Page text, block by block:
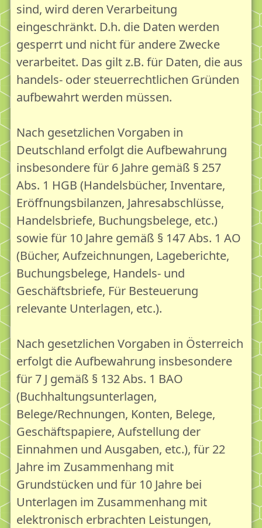
sind, wird deren Verarbeitung
eingeschränkt. D.h. die Daten werden
gesperrt und nicht für andere Zwecke
verarbeitet. Das gilt z.B. für Daten, die aus
handels- oder steuerrechtlichen Gründen
aufbewahrt werden müssen.
Nach gesetzlichen Vorgaben in
Deutschland erfolgt die Aufbewahrung
insbesondere für 6 Jahre gemäß § 257
Abs. 1 HGB (Handelsbücher, Inventare,
Eröffnungsbilanzen, Jahresabschlüsse,
Handelsbriefe, Buchungsbelege, etc.)
sowie für 10 Jahre gemäß § 147 Abs. 1 AO
(Bücher, Aufzeichnungen, Lageberichte,
Buchungsbelege, Handels- und
Geschäftsbriefe, Für Besteuerung
relevante Unterlagen, etc.).
Nach gesetzlichen Vorgaben in Österreich
erfolgt die Aufbewahrung insbesondere
für 7 J gemäß § 132 Abs. 1 BAO
(Buchhaltungsunterlagen,
Belege/Rechnungen, Konten, Belege,
Geschäftspapiere, Aufstellung der
Einnahmen und Ausgaben, etc.), für 22
Jahre im Zusammenhang mit
Grundstücken und für 10 Jahre bei
Unterlagen im Zusammenhang mit
elektronisch erbrachten Leistungen,